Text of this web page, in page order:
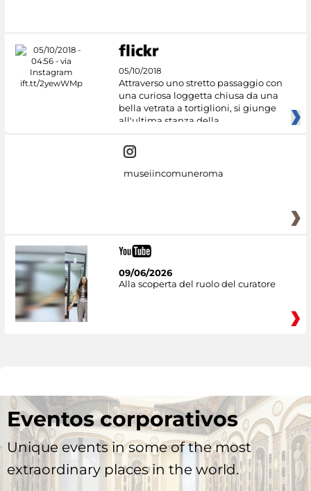
05/10/2018
Attraverso uno stretto passaggio con
una curiosa loggetta chiusa da una
bella vetrata a tortiglioni, si giunge
all'ultima stanza della
museiincomuneroma
09/06/2026
Alla scoperta del ruolo del curatore
Eventos corporativos
Unique events in some of the most
extraordinary places in the world.